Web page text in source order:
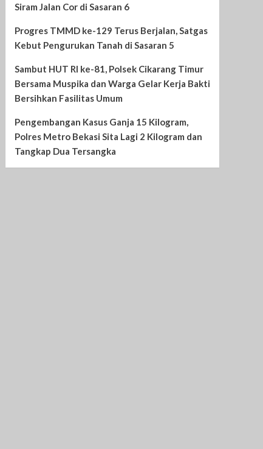
Siram Jalan Cor di Sasaran 6
Progres TMMD ke-129 Terus Berjalan, Satgas
Kebut Pengurukan Tanah di Sasaran 5
Sambut HUT RI ke-81, Polsek Cikarang Timur
Bersama Muspika dan Warga Gelar Kerja Bakti
Bersihkan Fasilitas Umum
Pengembangan Kasus Ganja 15 Kilogram,
Polres Metro Bekasi Sita Lagi 2 Kilogram dan
Tangkap Dua Tersangka